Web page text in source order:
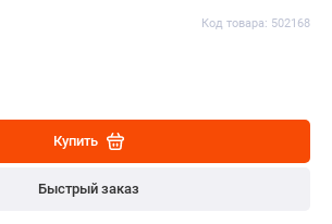
Код товара: 502168
Купить
Быстрый заказ